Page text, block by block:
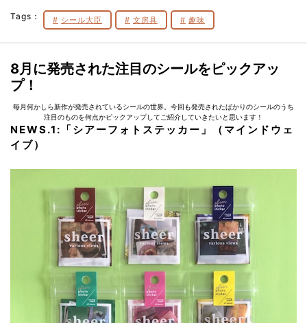
Tags： シール大臣 文房具 趣味
8月に発売された注目のシールをピックアッ
プ！
毎月何かしら新作が発売されているシールの世界。今回も発売されたばかりのシールのうち
注目のものを何点かピックアップしてご紹介していきたいと思います！
NEWS.1: 「シアーフォトステッカー」（マインドウェ
イブ）